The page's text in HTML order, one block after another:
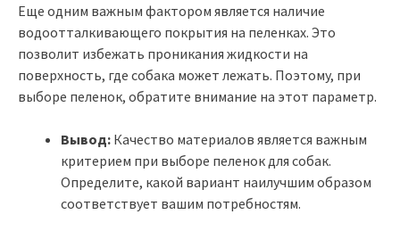
Еще одним важным фактором является наличие
водоотталкивающего покрытия на пеленках. Это
позволит избежать проникания жидкости на
поверхность, где собака может лежать. Поэтому, при
выборе пеленок, обратите внимание на этот параметр.
Вывод: Качество материалов является важным
критерием при выборе пеленок для собак.
Определите, какой вариант наилучшим образом
соответствует вашим потребностям.